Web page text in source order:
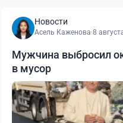
Новости
Асель Каженова·8
Мужчина выбросил
в мусор